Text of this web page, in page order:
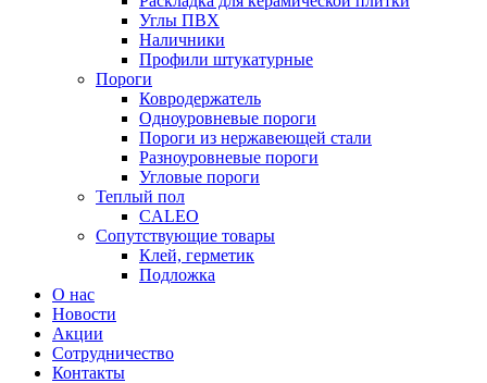
Углы ПВХ
Наличники
Профили штукатурные
Пороги
Ковродержатель
Одноуровневые пороги
Пороги из нержавеющей стали
Разноуровневые пороги
Угловые пороги
Теплый пол
CALEO
Сопутствующие товары
Клей, герметик
Подложка
О нас
Новости
Акции
Сотрудничество
Контакты